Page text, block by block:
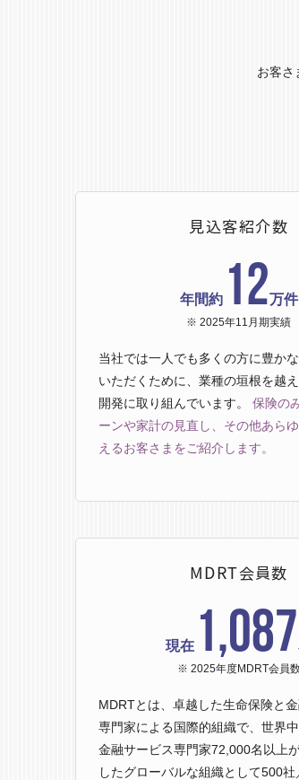
お客さ
見込客紹介数
年間約12万件
※ 2025年11月期実績
当社では一人でも多くの方に豊か
いただくために、業種の垣根を越
開発に取り組んでいます。保険の
ーンや家計の見直し、その他あら
えるお客さまをご紹介します。
MDRT会員数
現在1,087
※ 2025年度MDRT会員
MDRTとは、卓越した生命保険と
専門家による国際的組織で、世界
金融サービス専門家72,000名以上
したグローバルな組織として500